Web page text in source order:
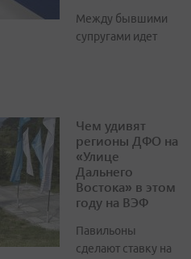
Между бывшими
супругами идет
Чем удивят
регионы ДФО на
«Улице
Дальнего
Востока» в этом
году на ВЭФ
Павильоны
сделают ставку на